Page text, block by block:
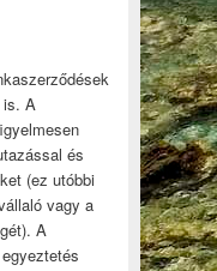
A
és
(ez utóbbi
vagy a
A